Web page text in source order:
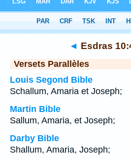
Chapitre 10> Verset 42
◄ Esdras
Versets Parallèles
Louis Segond Bible
Schallum, Amaria et Joseph;
Martin Bible
Sallum, Amaria, et Joseph;
Darby Bible
Shallum, Amaria, Joseph;